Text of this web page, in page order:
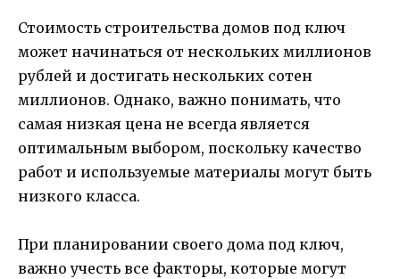
Стоимость строительства домов под ключ
может начинаться от нескольких миллионов
рублей и достигать нескольких сотен
миллионов. Однако, важно понимать, что
самая низкая цена не всегда является
оптимальным выбором, поскольку качество
работ и используемые материалы могут быть
низкого класса.
При планировании своего дома под ключ,
важно учесть все факторы, которые могут